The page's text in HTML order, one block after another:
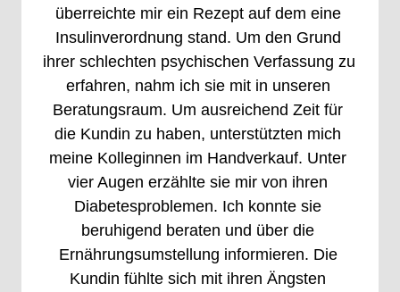
überreichte mir ein Rezept auf dem
eine
Insulinverordnung stand. Um den
ihrer schlechten psychischen Verfassung
erfahren, nahm ich sie mit in
Beratungsraum. Um ausreichend Zeit
die Kundin zu haben, unterstützten
meine Kolleginnen im Handverkauf.
vier Augen erzählte sie mir von
Diabetesproblemen. Ich konnte
beruhigend beraten und über
Ernährungsumstellung informieren.
Die
Kundin fühlte sich mit ihren